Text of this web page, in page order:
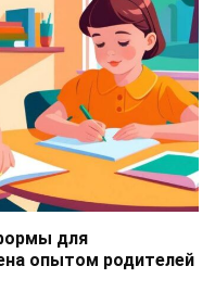
для
опытом родителей